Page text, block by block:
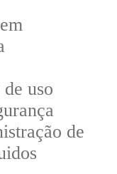
uso
de